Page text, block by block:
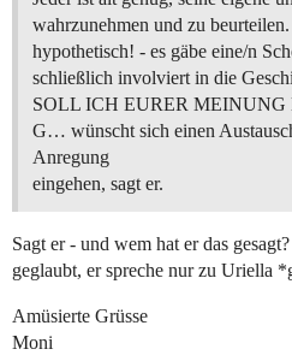
wahrzunehmen und zu
hypothetisch! - es gäbe eine/n
schließlich involviert in die
SOLL ICH EURER MEINUNG
G… wünscht sich einen
Anregung
eingehen, sagt er.
Sagt er - und wem hat er das
geglaubt, er spreche nur zu Uriella
Amüsierte Grüsse
Moni